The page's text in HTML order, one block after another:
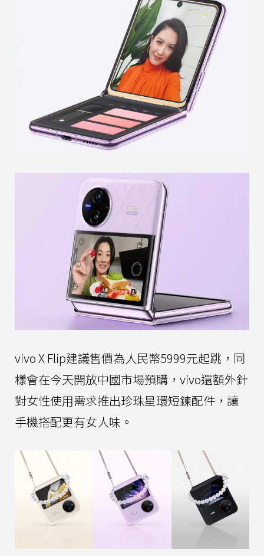
vivo X Flip建議售價為人民幣5999元起跳，同
樣會在今天開放中國市場預購，vivo還額外針
對女性使用需求推出珍珠星環短鍊配件，讓
手機搭配更有女人味。